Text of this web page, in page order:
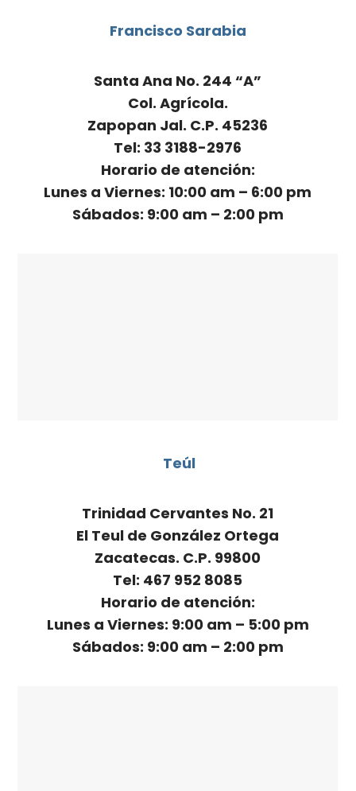
Francisco Sarabia
Santa Ana No. 244 “A”
Col. Agrícola.
Zapopan Jal. C.P. 45236
Tel: 33 3188-2976
Horario de atención:
Lunes a Viernes: 10:00 am – 6:00 pm
Sábados: 9:00 am – 2:00 pm
Teúl
Trinidad Cervantes No. 21
El Teul de González Ortega
Zacatecas. C.P. 99800
Tel: 467 952 8085
Horario de atención:
Lunes a Viernes: 9:00 am – 5:00 pm
Sábados: 9:00 am – 2:00 pm